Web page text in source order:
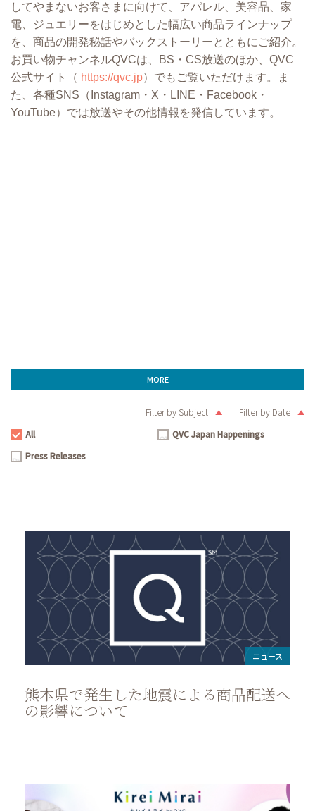
してやまないお客さまに向けて、アパレル、美容品、家
電、ジュエリーをはじめとした幅広い商品ラインナップ
を、商品の開発秘話やバックストーリーとともにご紹介。
お買い物チャンネルQVCは、BS・CS放送のほか、QVC
公式サイト（ https://qvc.jp）でもご覧いただけます。ま
た、各種SNS（Instagram・X・LINE・Facebook・
YouTube）では放送やその他情報を発信しています。
MORE
Filter by Subject Filter by Date
All All
QVCQVC Japan Happenings
PressPress Releases
ニュース
熊本県で発生した地震による商品配送へ
の影響について